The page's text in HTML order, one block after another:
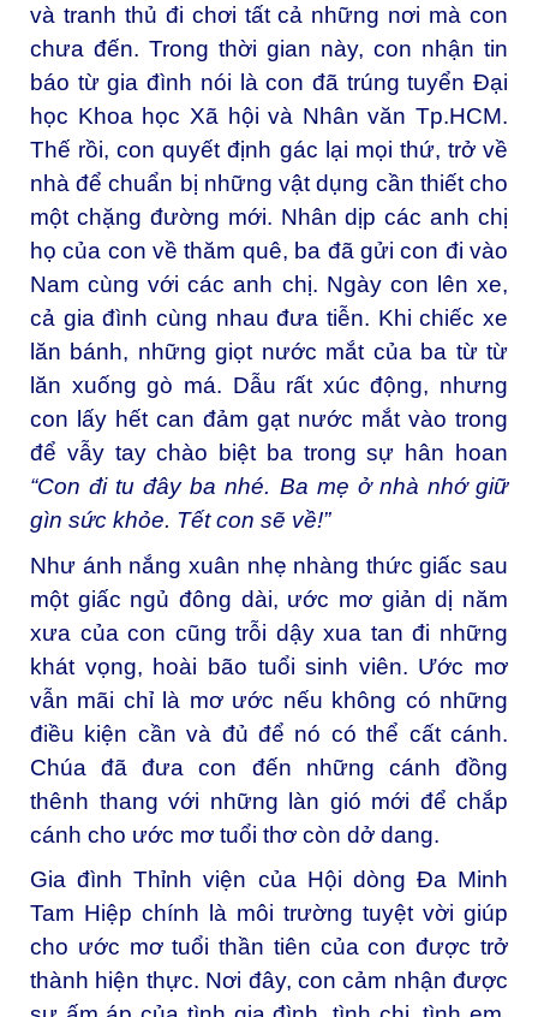
và tranh thủ đi chơi tất cả những nơi mà con
chưa đến. Trong thời gian này, con nhận tin
báo từ gia đình nói là con đã trúng tuyển Đại
học Khoa học Xã hội và Nhân văn Tp.HCM.
Thế rồi, con quyết định gác lại mọi thứ, trở về
nhà để chuẩn bị những vật dụng cần thiết cho
một chặng đường mới. Nhân dịp các anh chị
họ của con về thăm quê, ba đã gửi con đi vào
Nam cùng với các anh chị. Ngày con lên xe,
cả gia đình cùng nhau đưa tiễn. Khi chiếc xe
lăn bánh, những giọt nước mắt của ba từ từ
lăn xuống gò má. Dẫu rất xúc động, nhưng
con lấy hết can đảm gạt nước mắt vào trong
để vẫy tay chào biệt ba trong sự hân hoan
“Con đi tu đây ba nhé. Ba mẹ ở nhà nhớ giữ
gìn sức khỏe. Tết con sẽ về!”
Như ánh nắng xuân nhẹ nhàng thức giấc sau
một giấc ngủ đông dài, ước mơ giản dị năm
xưa của con cũng trỗi dậy xua tan đi những
khát vọng, hoài bão tuổi sinh viên. Ước mơ
vẫn mãi chỉ là mơ ước nếu không có những
điều kiện cần và đủ để nó có thể cất cánh.
Chúa đã đưa con đến những cánh đồng
thênh thang với những làn gió mới để chắp
cánh cho ước mơ tuổi thơ còn dở dang.
Gia đình Thỉnh viện của Hội dòng Đa Minh
Tam Hiệp chính là môi trường tuyệt vời giúp
cho ước mơ tuổi thần tiên của con được trở
thành hiện thực. Nơi đây, con cảm nhận được